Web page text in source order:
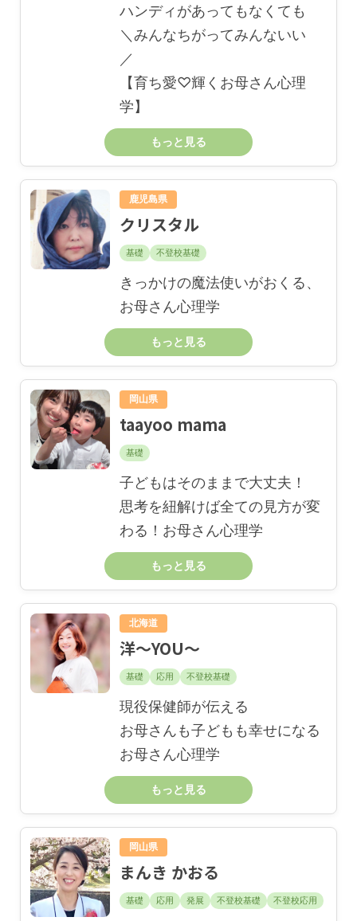
ハンディがあってもなくても
＼みんなちがってみんないい
／
【育ち愛♡輝くお母さん心理
学】
もっと見る
鹿児島県
クリスタル
基礎 不登校基礎
きっかけの魔法使いがおくる、
お母さん心理学
もっと見る
岡山県
taayoo mama
基礎
子どもはそのままで大丈夫！
思考を紐解けば全ての見方が変
わる！お母さん心理学
もっと見る
北海道
洋〜YOU〜
基礎 応用 不登校基礎
現役保健師が伝える
お母さんも子どもも幸せになる
お母さん心理学
もっと見る
岡山県
まんき かおる
基礎 応用 発展 不登校基礎 不登校応用